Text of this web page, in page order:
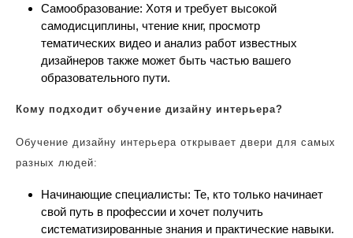
Самообразование: Хотя и требует высокой
самодисциплины, чтение книг, просмотр
тематических видео и анализ работ известных
дизайнеров также может быть частью вашего
образовательного пути.
Кому подходит обучение дизайну интерьера?
Обучение дизайну интерьера открывает двери для самых
разных людей:
Начинающие специалисты: Те, кто только начинает
свой путь в профессии и хочет получить
систематизированные знания и практические навыки.